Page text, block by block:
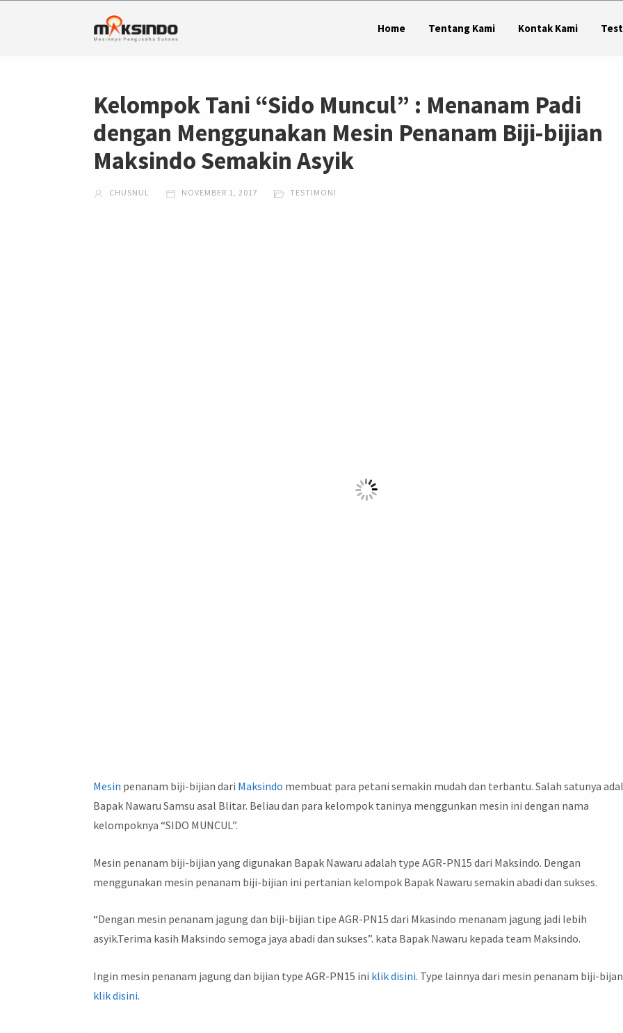
Home Tentang Kami Kontak Kami
Kelompok Tani “Sido Muncul” : Menanam Padi
dengan Menggunakan Mesin Penanam Biji-bijian
Maksindo Semakin Asyik
CHUSNUL NOVEMBER 1, 2017 TESTIMONI
Mesin penanam biji-bijian dari Maksindo membuat para petani semakin mudah dan terbantu. Salah satunya
Bapak Nawaru Samsu asal Blitar. Beliau dan para kelompok taninya menggunkan mesin ini dengan nama
kelompoknya “SIDO MUNCUL”.
Mesin penanam biji-bijian yang digunakan Bapak Nawaru adalah type AGR-PN15 dari Maksindo. Dengan
menggunakan mesin penanam biji-bijian ini pertanian kelompok Bapak Nawaru semakin abadi dan sukses.
“Dengan mesin penanam jagung dan biji-bijian tipe AGR-PN15 dari Mkasindo menanam jagung jadi lebih
asyik.Terima kasih Maksindo semoga jaya abadi dan sukses”. kata Bapak Nawaru kepada team Maksindo.
Ingin mesin penanam jagung dan bijian type AGR-PN15 ini klik disini. Type lainnya dari mesin penanam biji-bijan
klik disini.